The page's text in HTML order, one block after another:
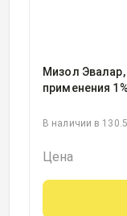
Мизол
применения
В наличии в
Цена